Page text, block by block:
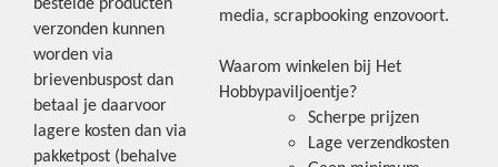
bestelde producten
verzonden kunnen
worden via
brievenbuspost dan
betaal je daarvoor
lagere kosten dan via
pakketpost (behalve
media, scrapbooking enzovoort.
Waarom winkelen bij Het
Hobbypaviljoentje?
Scherpe prijzen
Lage verzendkosten